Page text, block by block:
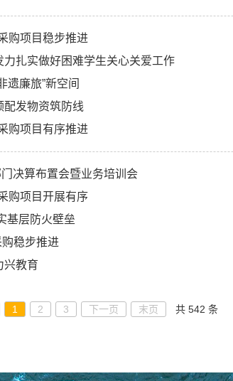
购项目稳步推进
扎实做好困难学生关心关爱工作
遗廉旅”新空间
配发物资筑防线
购项目有序推进
决算布置会暨业务培训会
购项目开展有序
基层防火壁垒
稳步推进
兴教育
1 2 3 下一页 末页 共 542 条